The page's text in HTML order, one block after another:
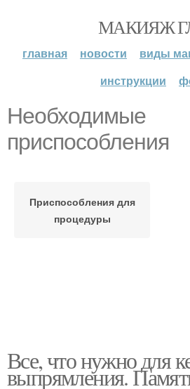
МАКИЯЖ
главная новости виды
инструкции
Необходимые
приспособления
Приспособления для
процедуры
Все, что нужно для
выпрямления.